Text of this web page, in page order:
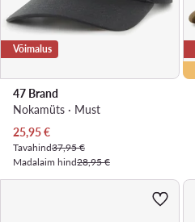
Võimalus
47 Brand
Nokamüts · Must
Praegune hind
25,95€
Tavahind37,95 €
Madalaim hind28,95 €